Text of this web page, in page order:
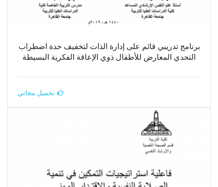
برنامج تدريبي قائم على إدارة الذات لتخفيف حدة اضطراب
التحدي المعارض للأطفال ذوي الإعاقة الفكرية البسيطة
تحميل مجاني